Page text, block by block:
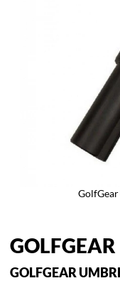
GOLFGEAR
GOLFGEAR